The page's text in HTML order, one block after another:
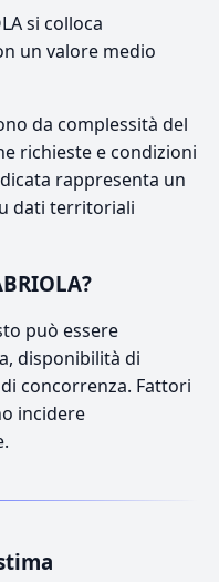
si colloca
un valore medio
da complessità del
richieste e condizioni
rappresenta un
dati territoriali
può essere
disponibilità di
concorrenza. Fattori
incidere